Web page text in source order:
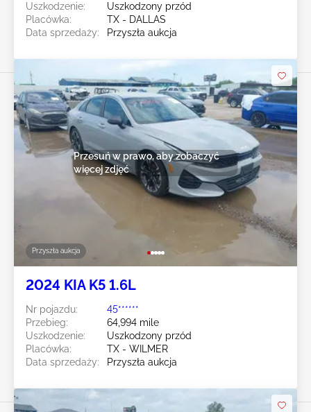
Uszkodzenie:
Uszkodzony przód
Placówka:
TX - DALLAS
Data sprzedaży:
Przyszła aukcja
Przyszła aukcja
Przesuń w prawo, aby zobaczyć
więcej zdjęć
2024 KIA K5 1.6L
Nr pojazdu:
45******
Przebieg:
64,994 mile
Uszkodzenie:
Uszkodzony przód
Placówka:
TX - WILMER
Data sprzedaży:
Przyszła aukcja